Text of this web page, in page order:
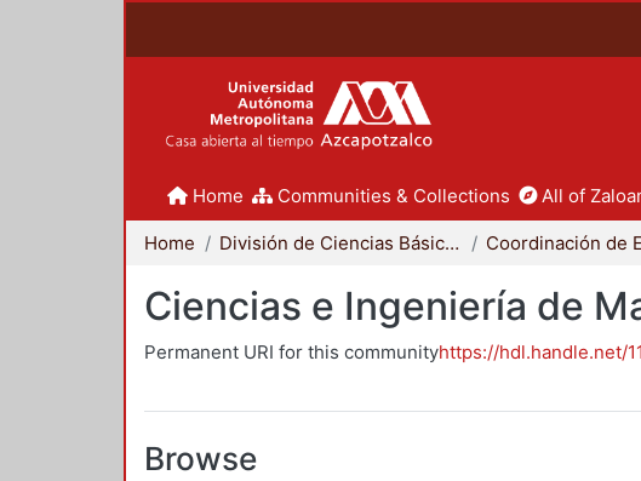
Home Communities & Collections All of
Home División de Ciencias Básicas e Ingeniería
Ciencias e Ingeniería de
Permanent URI for this communityhttps://hdl.handle.net/
Browse